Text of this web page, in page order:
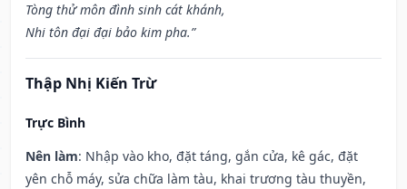
Tòng thử môn đình sinh cát khánh,
Nhi tôn đại đại bảo kim pha.”
Thập Nhị Kiến Trừ
Trực Bình
Nên làm: Nhập vào kho, đặt táng, gắn cửa, kê gác, đặt
yên chỗ máy, sửa chữa làm tàu, khai trương tàu thuyền,